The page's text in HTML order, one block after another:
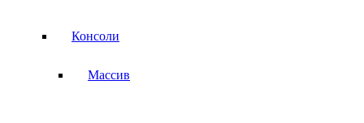
Консоли
Массив